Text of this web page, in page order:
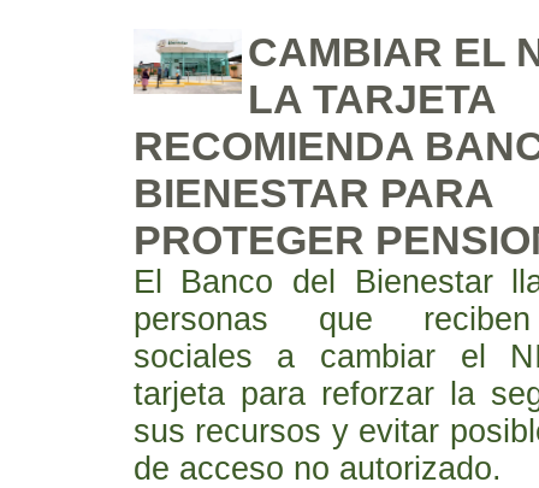
CAMBIAR EL
LA TARJETA
RECOMIENDA
BIENESTAR PARA
PROTEGER
El Banco del Bienestar
personas que
sociales a cambiar el
tarjeta para reforzar la
sus recursos y evitar
de acceso no autorizado.